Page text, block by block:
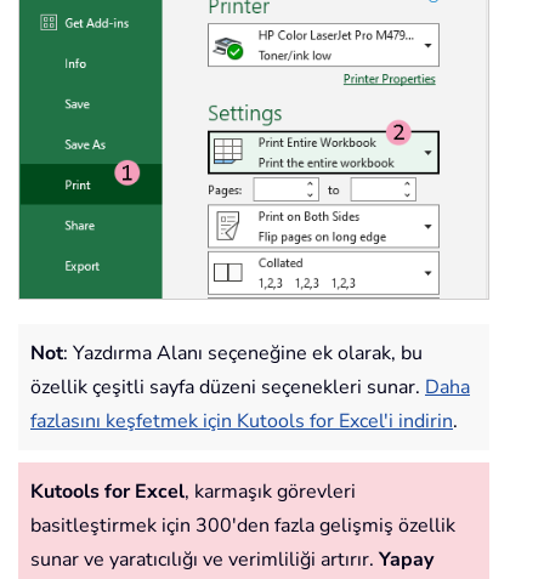
Not: Yazdırma Alanı seçeneğine ek olarak, bu
özellik çeşitli sayfa düzeni seçenekleri sunar. Daha
fazlasını keşfetmek için Kutools for Excel'i indirin.
Kutools for Excel, karmaşık görevleri
basitleştirmek için 300'den fazla gelişmiş özellik
sunar ve yaratıcılığı ve verimliliği artırır. Yapay